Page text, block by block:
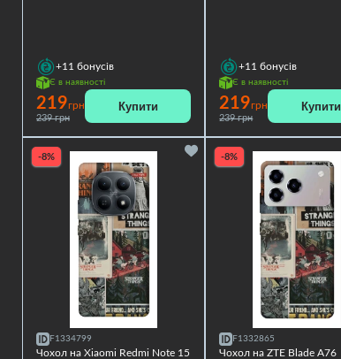
+11 бонусів
Є в наявності
219грн
239 грн
Купити
+11 бонусів
Є в наявності
219грн
239 грн
Купити
-8%
F1334799
Чохол на Xiaomi Redmi Note 15
-8%
F1332865
Чохол на ZTE Blade A76